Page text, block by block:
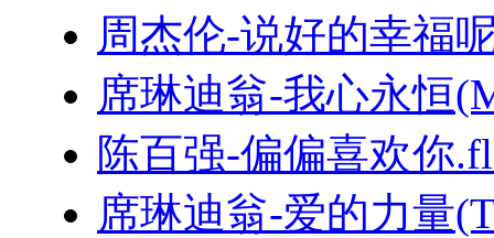
周杰伦-说好的幸福
席琳迪翁-我心永恒
陈百强-偏偏喜欢你
席琳迪翁-爱的力量